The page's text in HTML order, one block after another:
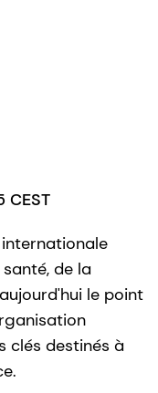
CEST
internationale
de la
le point
clés destinés à